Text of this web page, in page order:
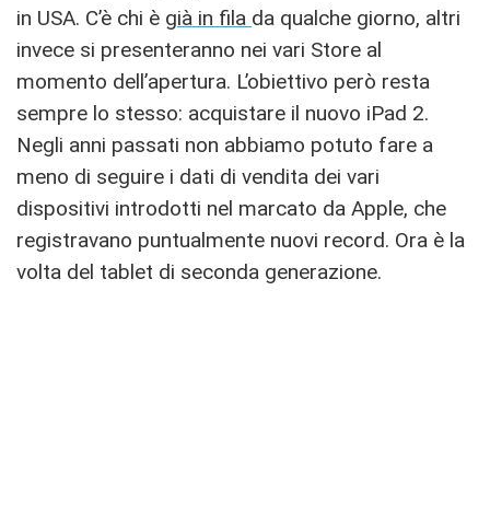
in USA. C’è chi è già in fila da qualche giorno, altri
invece si presenteranno nei vari Store al
momento dell’apertura. L’obiettivo però resta
sempre lo stesso: acquistare il nuovo iPad 2.
Negli anni passati non abbiamo potuto fare a
meno di seguire i dati di vendita dei vari
dispositivi introdotti nel marcato da Apple, che
registravano puntualmente nuovi record. Ora è la
volta del tablet di seconda generazione.